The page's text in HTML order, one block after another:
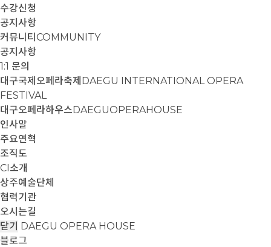
수강신청
공지사항
커뮤니티 COMMUNITY
공지사항
1:1 문의
대구국제오페라축제 DAEGU INTERNATIONAL OPERA
FESTIVAL
대구오페라하우스DAEGUOPERAHOUSE
인사말
주요연혁
조직도
CI소개
상주예술단체
협력기관
오시는길
닫기 DAEGU OPERA HOUSE
블로그